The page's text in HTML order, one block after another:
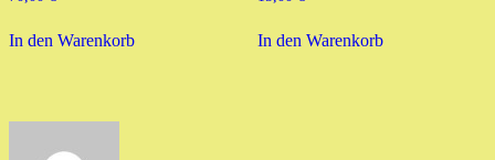
In den Warenkorb In den Warenkorb